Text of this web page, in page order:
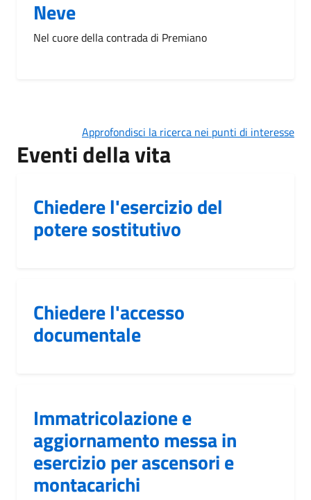
Neve
Nel cuore della contrada di Premiano
Approfondisci la ricerca nei punti di interesse
Eventi della vita
Chiedere l'esercizio del
potere sostitutivo
Chiedere l'accesso
documentale
Immatricolazione e
aggiornamento messa in
esercizio per ascensori e
montacarichi